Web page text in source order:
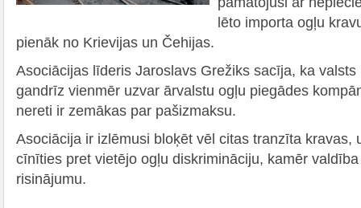
lēto importa ogļu
pienāk no Krievijas un Čehijas.
Asociācijas līderis Jaroslavs Grežiks sacīja, ka
gandrīz vienmēr uzvar ārvalstu ogļu piegādes
nereti ir zemākas par pašizmaksu.
Asociācija ir izlēmusi bloķēt vēl citas tranzīta kravas,
cīnīties pret vietējo ogļu diskrimināciju, kamēr
risinājumu.